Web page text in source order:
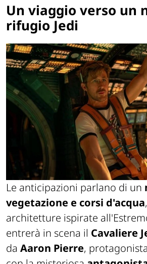
Un viaggio verso un
rifugio Jedi
Le anticipazioni parlano di un
vegetazione e corsi d'acqua
architetture ispirate
entrerà in scena il Cavaliere
da Aaron Pierre,